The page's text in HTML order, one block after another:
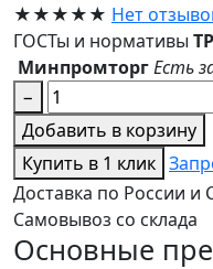
★★★★★ Нет
ГОСТы и нормативы
МинпромторгЕсть
−
Добавить в корзину
Купить в 1 клик
Доставка по России и
Самовывоз со склада
Основные